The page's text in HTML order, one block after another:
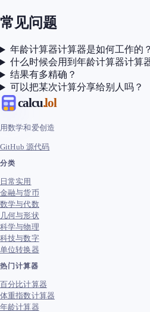
常见问题
年龄计算器计算器是如何工作的？
什么时候会用到年龄计算器计算
结果有多精确？
可以把某次计算分享给别人吗？
calcu.lol
用数学和爱创造
GitHub 源代码
分类
日常实用
金融与货币
数学与代数
几何与形状
科学与物理
科技与数字
单位转换器
热门计算器
百分比计算器
体重指数计算器
年龄计算器